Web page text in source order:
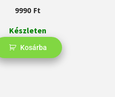
9990 Ft
Készleten
Kosárba